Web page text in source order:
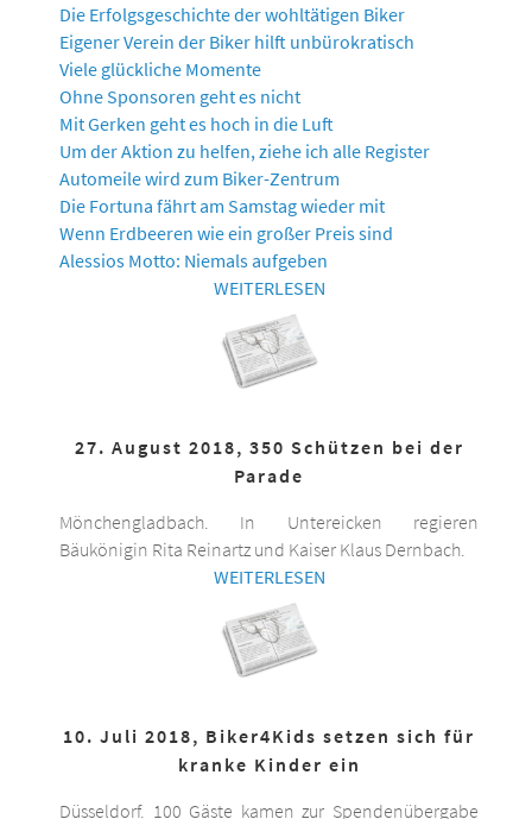
Die Erfolgsgeschichte der wohltätigen Biker
Eigener Verein der Biker hilft unbürokratisch
Viele glückliche Momente
Ohne Sponsoren geht es nicht
Mit Gerken geht es hoch in die Luft
Um der Aktion zu helfen, ziehe ich alle Register
Automeile wird zum Biker-Zentrum
Die Fortuna fährt am Samstag wieder mit
Wenn Erdbeeren wie ein großer Preis sind
Alessios Motto: Niemals aufgeben
WEITERLESEN
27. August 2018, 350 Schützen bei der
Parade
Mönchengladbach. In Untereicken regieren
Bäukönigin Rita Reinartz und Kaiser Klaus Dernbach.
WEITERLESEN
10. Juli 2018, Biker4Kids setzen sich für
kranke Kinder ein
Düsseldorf. 100 Gäste kamen zur Spendenübergabe